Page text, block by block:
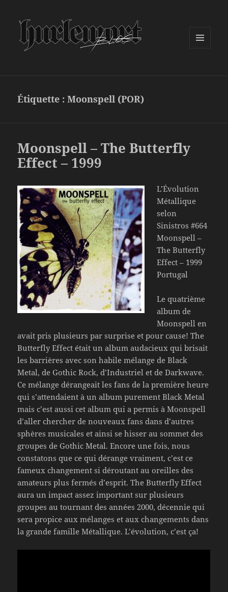
Étiquette :Moonspell (POR)
Moonspell – The Butterfly
Effect – 1999
L’Évolution
Métallique
selon
Sinistros #664
Moonspell –
The Butterfly
Effect – 1999
Portugal
Le quatrième
album de
Moonspell en
avait pris plusieurs par surprise et pour cause! The
Butterfly Effect était un album audacieux qui brisait
les barrières avec son habile mélange de Black
Metal, de Gothic Rock, d’Industriel et de Darkwave.
Ce mélange dérangeait les fans de la première heure
qui s’attendaient à un album purement Black Metal
mais c’est aussi cet album qui a permis à Moonspell
d’aller chercher de nouveaux fans dans d’autres
sphères musicales et ainsi se hisser au sommet des
groupes de Gothic Metal. Encore une fois, nous
constatons que ce qui dérange vraiment, c’est ce
fameux changement si déroutant au oreilles des
amateurs plus fermés d’esprit. The Butterfly Effect
aura un impact assez important sur plusieurs
groupes au tournant des années 2000, décennie qui
sera propice aux mélanges et aux changements dans
la grande famille Métallique. L’évolution, c’est ça!